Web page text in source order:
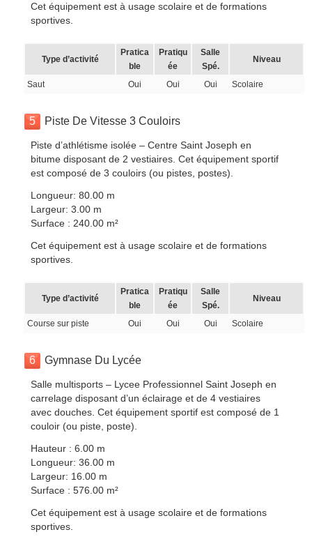
Cet équipement est à usage scolaire et de formations
sportives.
Type d’activité
Pratica
ble
Pratiqu
ée
Salle
Spé.
Niveau
Saut Oui Oui Oui Scolaire
5 Piste De Vitesse 3 Couloirs
Piste d’athlétisme isolée – Centre Saint Joseph en
bitume disposant de 2 vestiaires. Cet équipement sportif
est composé de 3 couloirs (ou pistes, postes).
Longueur: 80.00 m
Largeur: 3.00 m
Surface : 240.00 m²
Cet équipement est à usage scolaire et de formations
sportives.
Type d’activité
Pratica
ble
Pratiqu
ée
Salle
Spé.
Niveau
Course sur piste Oui Oui Oui Scolaire
6 Gymnase Du Lycée
Salle multisports – Lycee Professionnel Saint Joseph en
carrelage disposant d’un éclairage et de 4 vestiaires
avec douches. Cet équipement sportif est composé de 1
couloir (ou piste, poste).
Hauteur : 6.00 m
Longueur: 36.00 m
Largeur: 16.00 m
Surface : 576.00 m²
Cet équipement est à usage scolaire et de formations
sportives.